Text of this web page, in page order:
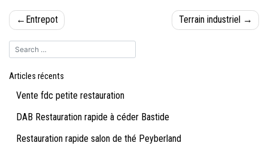
Navigation
de
l’article
Entrepot Terrain industriel
Articles récents
Vente fdc petite restauration
DAB Restauration rapide à céder Bastide
Restauration rapide salon de thé Peyberland